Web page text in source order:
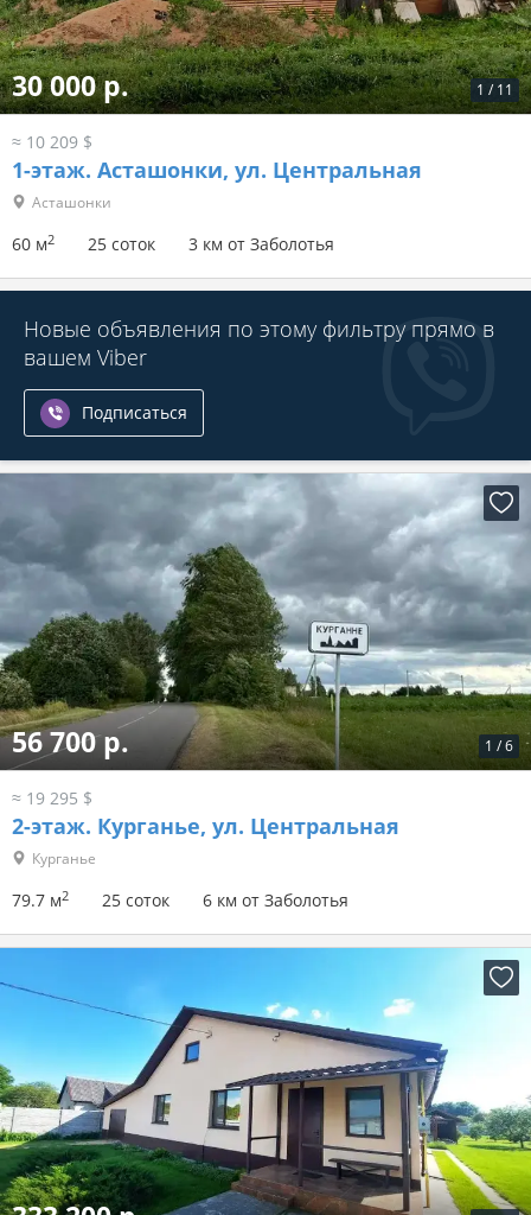
1 / 11
30 000 р.
≈ 10 209 $
1-этаж. Асташонки, ул. Центральная
Асташонки
60 м2 25 соток 3 км от Заболотья
Новые объявления по этому фильтру прямо в
вашем Viber
Подписаться
1 /6
56 700 р.
≈ 19 295 $
2-этаж. Курганье, ул. Центральная
Курганье
79.7 м2 25 соток 6 км от Заболотья